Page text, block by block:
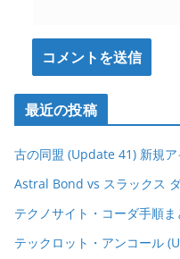
最近の投稿
古の同盟 (Update 41) 新規
Astral Bond vs スラックス
テクノサイト・コーダ手順ま
テックロット・アンコール